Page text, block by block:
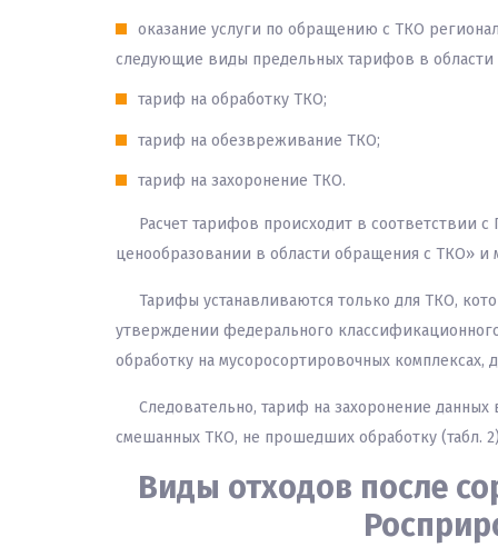
оказание услуги по обращению с ТКО
следующие виды предельных тарифов в области
тариф на обработку ТКО;
тариф на обезвреживание ТКО;
тариф на захоронение ТКО.
Расчет тарифов происходит в соответствии
ценообразовании в области обращения с ТКО» и
Тарифы устанавливаются только для ТКО,
утверждении федерального
обработку на мусоросортировочных комплексах,
Следовательно, тариф на захоронение
смешанных ТКО, не прошедших обработку (табл.
Виды отходов после